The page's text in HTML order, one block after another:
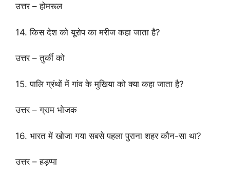
उत्तर – होमरूल
14. किस देश को यूरोप का मरीज कहा जाता है?
उत्तर – तुर्की को
15. पालि ग्रंथों में गांव के मुखिया को क्या कहा जाता है?
उत्तर – ग्राम भोजक
16. भारत में खोजा गया सबसे पहला पुराना शहर कौन-सा था?
उत्तर – हड़प्पा